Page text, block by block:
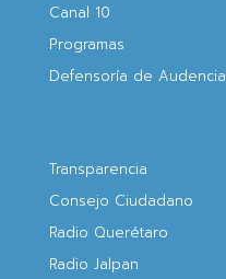
Canal 10
Programas
Defensoría de Audencia
Transparencia
Consejo Ciudadano
Radio Querétaro
Radio Jalpan